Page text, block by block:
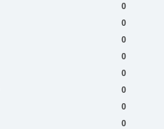
0
0
0
0
0
0
0
0